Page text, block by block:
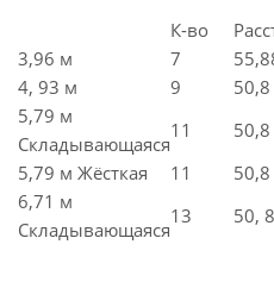
К-во
3,96 м
7
4, 93 м
9
5,79 м
Складывающаяся
11
5,79 м Жёсткая
11
6,71 м
Складывающаяся
13 50,